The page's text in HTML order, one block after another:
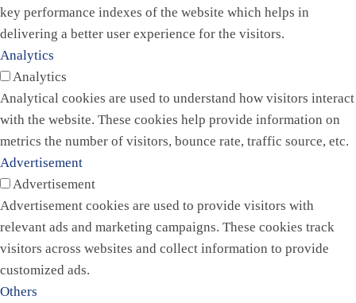
key performance indexes of the website which helps in
delivering a better user experience for the visitors.
Analytics
Analytics
Analytical cookies are used to understand how visitors interact
with the website. These cookies help provide information on
metrics the number of visitors, bounce rate, traffic source, etc.
Advertisement
Advertisement
Advertisement cookies are used to provide visitors with
relevant ads and marketing campaigns. These cookies track
visitors across websites and collect information to provide
customized ads.
Others